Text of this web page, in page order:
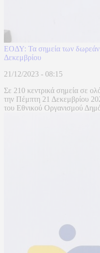
ΕΟΔΥ: Τα σημεία των δωρεάν
Δεκεμβρίου
21/12/2023 - 08:15
Σε 210 κεντρικά σημεία σε
την Πέμπτη 21 Δεκεμβρίου
του Εθνικού Οργανισμού